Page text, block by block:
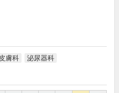
膚科 泌尿器科